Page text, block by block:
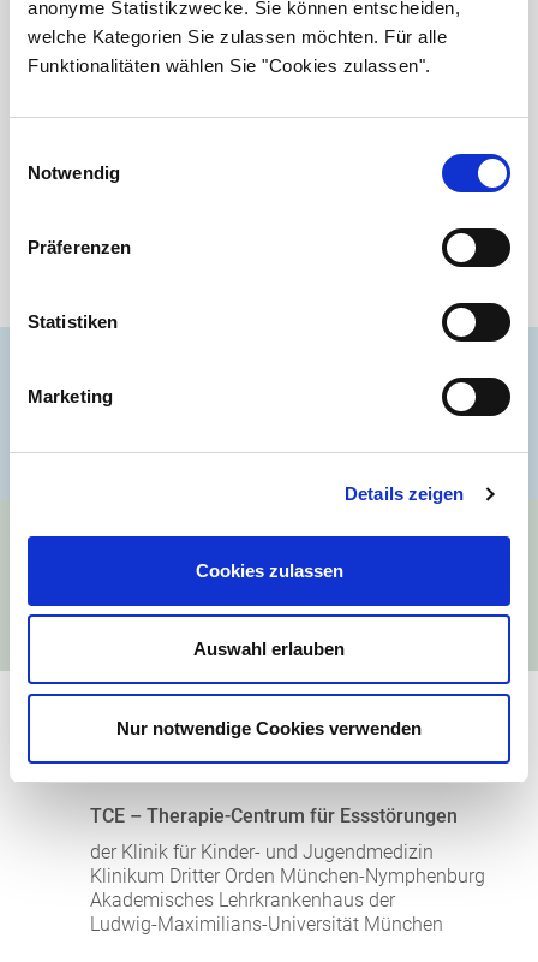
anonyme Statistikzwecke. Sie können entscheiden,
welche Kategorien Sie zulassen möchten. Für alle
Funktionalitäten wählen Sie "Cookies zulassen".
Notwendig
Präferenzen
Statistiken
Marketing
Details zeigen
Cookies zulassen
Auswahl erlauben
Nur notwendige Cookies verwenden
Wie läuft die Therapie ab?
Was ist mit Schule/Ausbildung/Beruf?
Hier stellen sich die TherapeutInnen des TCE
vor
TCE – Therapie-Centrum für Essstörungen
der Klinik für Kinder- und Jugendmedizin
Klinikum Dritter Orden München-Nymphenburg
Akademisches Lehrkrankenhaus der
Ludwig-Maximilians-Universität München